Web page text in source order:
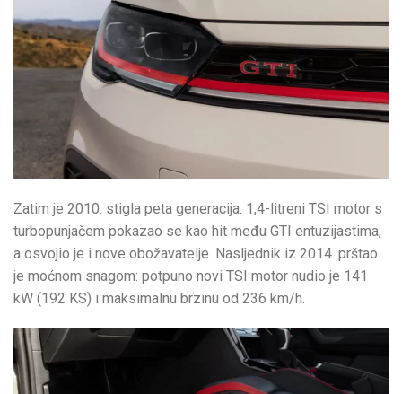
Zatim je 2010. stigla peta generacija. 1,4-litreni TSI motor s
turbopunjačem pokazao se kao hit među GTI entuzijastima,
a osvojio je i nove obožavatelje. Nasljednik iz 2014. prštao
je moćnom snagom: potpuno novi TSI motor nudio je 141
kW (192 KS) i maksimalnu brzinu od 236 km/h.